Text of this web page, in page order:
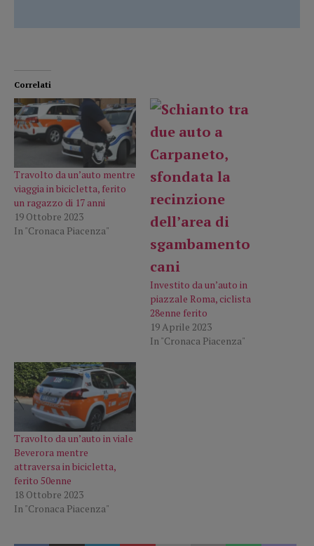
Correlati
Travolto da un’auto mentre
viaggia in bicicletta, ferito
un ragazzo di 17 anni
19 Ottobre 2023
In "Cronaca Piacenza"
Investito da un’auto in
piazzale Roma, ciclista
28enne ferito
19 Aprile 2023
In "Cronaca Piacenza"
Travolto da un’auto in viale
Beverora mentre
attraversa in bicicletta,
ferito 50enne
18 Ottobre 2023
In "Cronaca Piacenza"